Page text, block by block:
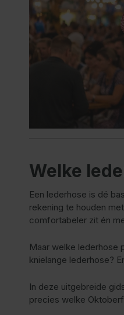
Welke
Een lederhose is dé
rekening te houden
comfortabeler zit én
Maar welke lederhose
knielange lederhose?
In deze uitgebreide
precies welke